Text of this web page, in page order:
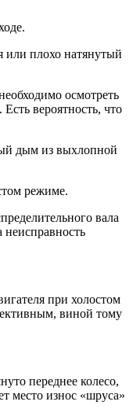
или плохо натянутый
осмотреть
вероятность, что
из выхлопной
режиме.
вала
при холостом
виной тому
переднее колесо,
место износ «шруса»